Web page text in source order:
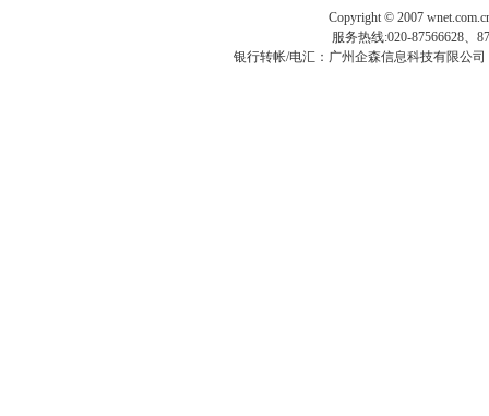
Copyright © 2007
服务热线:020-87566628、
银行转帐/电汇：广州企森信息科技有限公